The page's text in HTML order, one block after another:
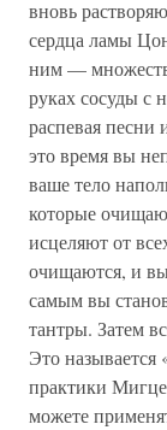
вновь
сердца ламы
ним —
руках сосуды с
распевая песни
это время вы
ваше тело
которые
исцеляют от
очищаются, и
самым вы
тантры. Затем
Это
практики
можете